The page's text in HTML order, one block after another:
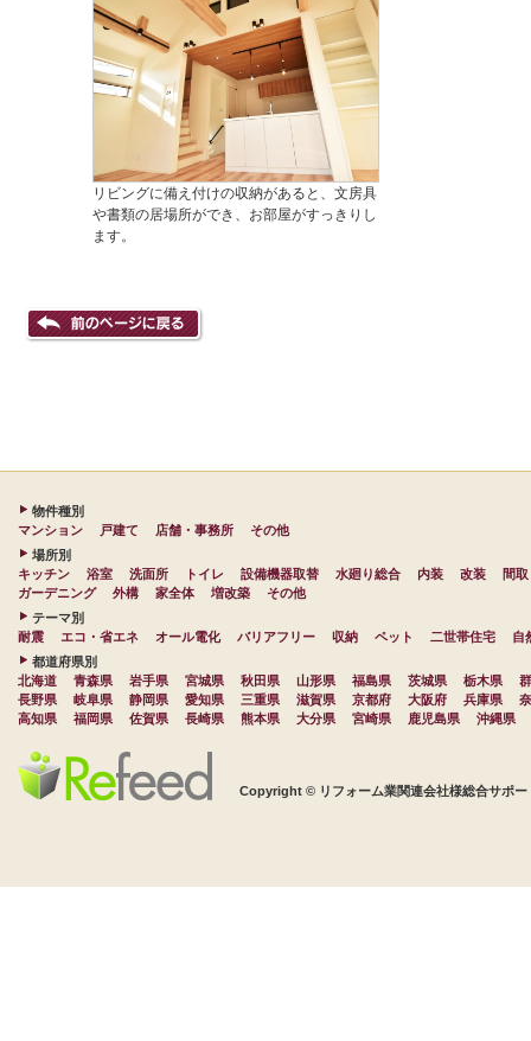
リビングに備え付けの収納があると、文房具
や書類の居場所ができ、お部屋がすっきりし
ます。
物件種別
マンション
戸建て 店舗・事務所
その他
場所別
キッチン
浴室 洗面所 トイレ 設備機器取替 水廻り総合 内装 改装
間
ガーデニング
外構 家全体 増改築
その他
テーマ別
耐震
エコ・省エネ オール電化 バリアフリー 収納 ペット 二世帯住宅
自
都道府県別
北海道
青森県 岩手県 宮城県 秋田県 山形県 福島県 茨城県 栃木県
長野県
岐阜県 静岡県 愛知県 三重県 滋賀県 京都府 大阪府 兵庫県
高知県
福岡県 佐賀県 長崎県 熊本県 大分県 宮崎県 鹿児島県 沖縄県
Copyright © リフォーム業関連会社様総合サポ